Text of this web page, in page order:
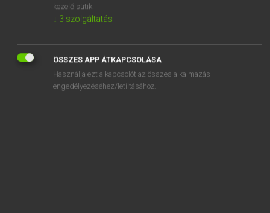
bearing in mind
Beauftragter
Beauftragter
kezelő sütik.
↓ 3 szolgáltatás
ÖSSZES APP ÁTKAPCSOLÁSA
Használja ezt a kapcsolót az összes alkalmazás
engedélyezéséhez/letiltásához.